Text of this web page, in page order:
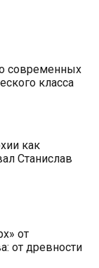
современных
класса
как
Станислав
от
от древности